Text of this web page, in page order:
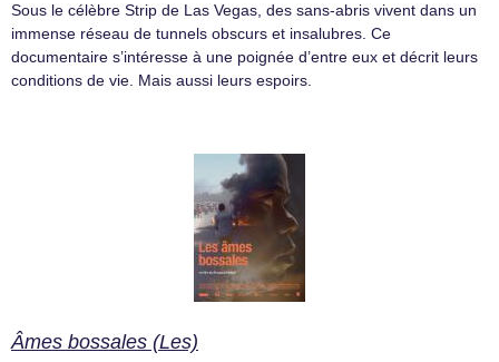
Sous le célèbre Strip de Las Vegas, des sans-abris vivent dans un
immense réseau de tunnels obscurs et insalubres. Ce
documentaire s’intéresse à une poignée d’entre eux et décrit leurs
conditions de vie. Mais aussi leurs espoirs.
Âmes bossales (Les)